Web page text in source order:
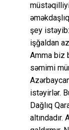
şey
işğaldan
Amma biz
səmimi
istəyirlər.
Dağlıq